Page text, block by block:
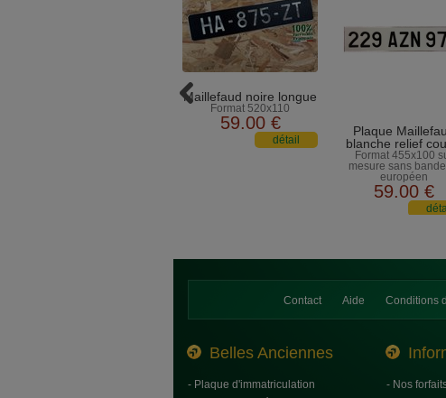
Maillefaud noire longue
Format 520x110
59.00 €
Plaque
blanche relief
Format 455x100
mesure sans
européen
59.00 €
Contact Aide Conditions
Belles Anciennes
- Plaque d'immatriculation
- Nos